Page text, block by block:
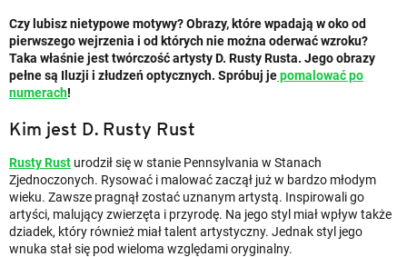
Czy lubisz nietypowe motywy? Obrazy, które wpadają w oko od
pierwszego wejrzenia i od których nie można oderwać wzroku?
Taka właśnie jest twórczość artysty D. Rusty Rusta. Jego obrazy
pełne są Iluzji i złudzeń optycznych. Spróbuj jepomalować po
numerach!
Kim jest D. Rusty Rust
Rusty Rust urodził się w stanie Pennsylvania w Stanach
Zjednoczonych. Rysować i malować zaczął już w bardzo młodym
wieku. Zawsze pragnął zostać uznanym artystą. Inspirowali go
artyści, malujący zwierzęta i przyrodę. Na jego styl miał wpływ także
dziadek, który również miał talent artystyczny. Jednak styl jego
wnuka stał się pod wieloma względami oryginalny.